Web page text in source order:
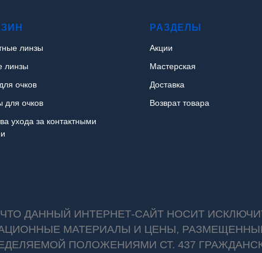
линзы
линзы
очков
для очков
ухода за контактными
РАЗДЕЛЫ
Акции
Мастерская
Доставка
Возврат товара
ДАННЫЙ ИНТЕРНЕТ-САЙТ НОСИТ
МАТЕРИАЛЫ И ЦЕНЫ,
ПОЛОЖЕНИЯМИ СТ. 437